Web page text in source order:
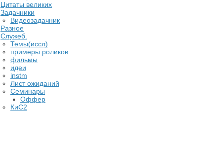
Цитаты великих
Задачники
Видеозадачник
Разное
Служеб.
Темы(иссл)
примеры роликов
фильмы
идеи
instm
Лист ожиданий
Семинары
Оффер
КиС2